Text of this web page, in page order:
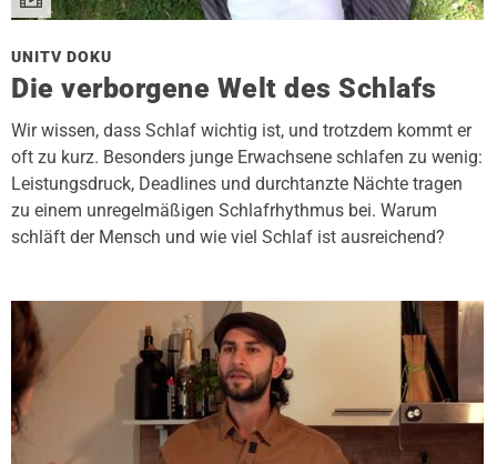
UNITV DOKU
Die verborgene Welt des Schlafs
Wir wissen, dass Schlaf wichtig ist, und trotzdem kommt er
oft zu kurz. Besonders junge Erwachsene schlafen zu wenig:
Leistungsdruck, Deadlines und durchtanzte Nächte tragen
zu einem unregelmäßigen Schlafrhythmus bei. Warum
schläft der Mensch und wie viel Schlaf ist ausreichend?